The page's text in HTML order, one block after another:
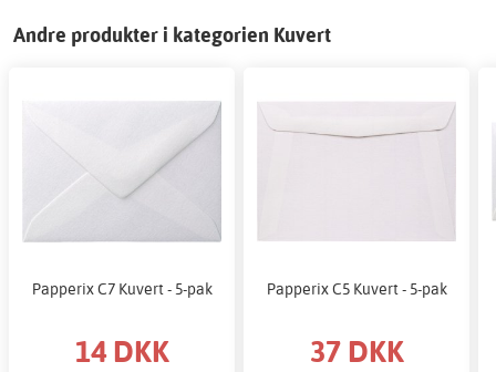
Andre produkter i kategorien Kuvert
Papperix C7 Kuvert - 5-pak
14 DKK
Papperix C5 Kuvert - 5-pak
37 DKK